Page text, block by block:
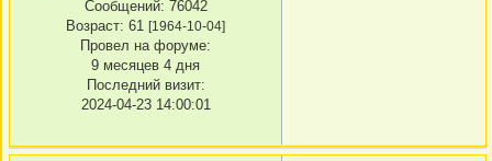
Сообщений: 76042
Возраст: 61 [1964-10-04]
Провел на форуме:
9 месяцев 4 дня
Последний визит:
2024-04-23 14:00:01